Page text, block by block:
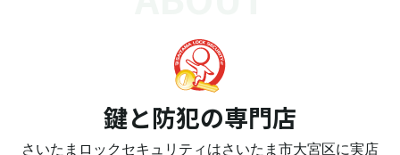
鍵と防犯の専門店
さいたまロックセキュリティはさいたま市大宮区に実店